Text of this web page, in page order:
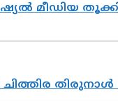
തൂക്കി’;
തിരുനാൾ